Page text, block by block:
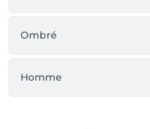
Ombré
Homme